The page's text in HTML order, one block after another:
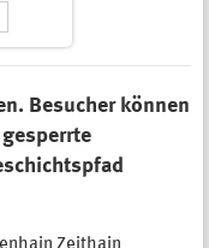
Besucher können